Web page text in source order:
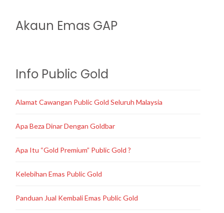
Akaun Emas GAP
Info Public Gold
Alamat Cawangan Public Gold Seluruh Malaysia
Apa Beza Dinar Dengan Goldbar
Apa Itu “Gold Premium” Public Gold ?
Kelebihan Emas Public Gold
Panduan Jual Kembali Emas Public Gold